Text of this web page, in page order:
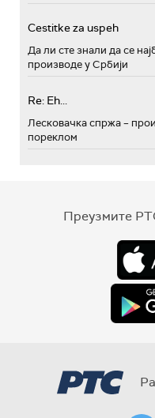
Cestitke za uspeh
Да ли сте знали да се
производе у Србији
Re: Eh...
Лесковачка спржа –
пореклом
Преузмите